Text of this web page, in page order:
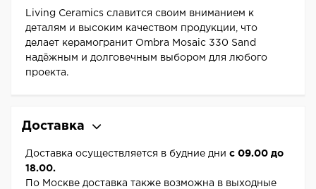
Living Ceramics славится своим вниманием к
деталям и высоким качеством продукции, что
делает керамогранит Ombra Mosaic 330 Sand
надёжным и долговечным выбором для любого
проекта.
Доставка
Доставка осуществляется в будние дни с 09.00 до
18.00.
По Москве доставка также возможна в выходные